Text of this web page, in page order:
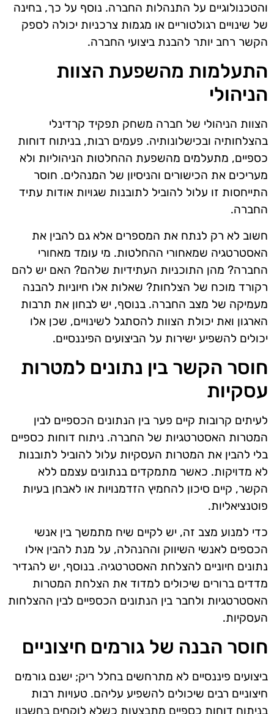
והטכנולוגיים על התנהלות החברה. נוסף על כך, בחינה
של שינויים רגולטוריים או מגמות צרכניות יכולה לספק
הקשר רחב יותר להבנת ביצועי החברה.
התעלמות מהשפעת הצוות
הניהולי
הצוות הניהולי של חברה משחק תפקיד קרדינלי
בהצלחותיה ובכישלונותיה. פעמים רבות, בניתוח דוחות
כספיים, מתעלמים מהשפעת ההחלטות הניהוליות ולא
מעריכים את הכישורים והניסיון של המנהלים. חוסר
התייחסות זו עלול להוביל לתובנות שגויות אודות עתיד
החברה.
חשוב לא רק לנתח את המספרים אלא גם להבין את
האסטרטגיה שמאחורי ההחלטות. מי עומד מאחורי
החברה? מהן התוכניות העתידיות שלהם? האם יש להם
רקורד מוכח של הצלחות? שאלות אלו חיוניות להבנה
מעמיקה של מצב החברה. בנוסף, יש לבחון את תרבות
הארגון ואת יכולת הצוות להסתגל לשינויים, שכן אלו
יכולים להשפיע ישירות על הביצועים הפיננסיים.
חוסר הקשר בין נתונים למטרות
עסקיות
לעיתים קרובות קיים פער בין הנתונים הכספיים לבין
המטרות האסטרטגיות של החברה. ניתוח דוחות כספיים
בלי להבין את המטרות העסקיות עלול להוביל לתובנות
לא מדויקות. כאשר מתמקדים בנתונים עצמם ללא
הקשר, קיים סיכון להחמיץ הזדמנויות או לאבחן בעיות
פוטנציאליות.
כדי למנוע מצב זה, יש לקיים שיח מתמשך בין אנשי
הכספים לאנשי השיווק וההנהלה, על מנת להבין אילו
נתונים חיוניים להצלחת האסטרטגיה. בנוסף, יש להגדיר
מדדים ברורים שיכולים למדוד את הצלחת המטרות
האסטרטגיות ולחבר בין הנתונים הכספיים לבין ההצלחות
העסקיות.
חוסר הבנה של גורמים חיצוניים
ביצועים פיננסיים לא מתרחשים בחלל ריק; ישנם גורמים
חיצוניים רבים שיכולים להשפיע עליהם. טעויות רבות
בניתוח דוחות כספיים מתבצעות כשלא לוקחים בחשבון